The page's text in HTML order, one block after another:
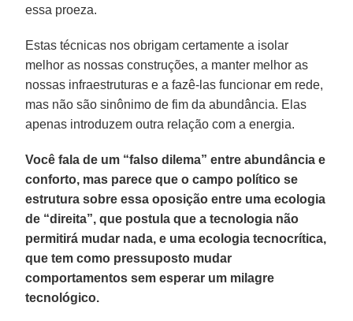
essa proeza.
Estas técnicas nos obrigam certamente a isolar
melhor as nossas construções, a manter melhor as
nossas infraestruturas e a fazê-las funcionar em rede,
mas não são sinônimo de fim da abundância. Elas
apenas introduzem outra relação com a energia.
Você fala de um “falso dilema” entre abundância e
conforto, mas parece que o campo político se
estrutura sobre essa oposição entre uma ecologia
de “direita”, que postula que a tecnologia não
permitirá mudar nada, e uma ecologia tecnocrítica,
que tem como pressuposto mudar
comportamentos sem esperar um milagre
tecnológico.